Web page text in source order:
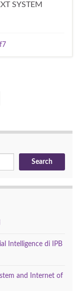
SYSTEM
Search
Intelligence di IPB
and Internet of